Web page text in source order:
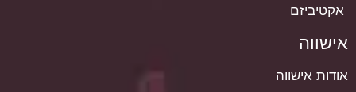
אקטיביזם
אישווה
אודות אישווה